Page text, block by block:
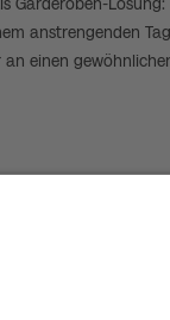
anstrengenden
einen